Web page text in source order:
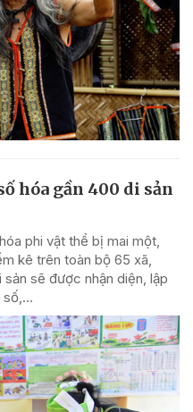
hóa gần 400 di sản
phi vật thể bị mai một,
kê trên toàn bộ 65 xã,
sẽ được nhận diện, lập